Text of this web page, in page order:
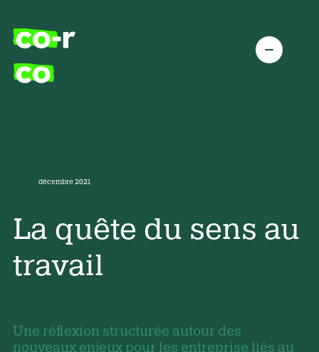
décembre 2021
La quête du sens au
travail
Une réflexion structurée autour des
nouveaux enjeux pour les entreprise liés au